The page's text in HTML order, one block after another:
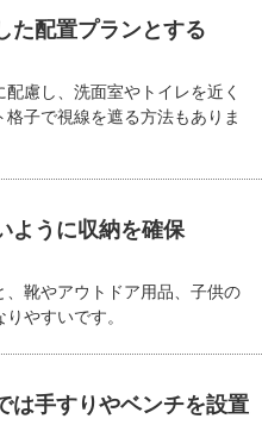
た配置プランとする
慮し、洗面室やトイレを近く
子で視線を遮る方法もありま
ように収納を確保
靴やアウトドア用品、子供の
やすいです。
は手すりやベンチを設置